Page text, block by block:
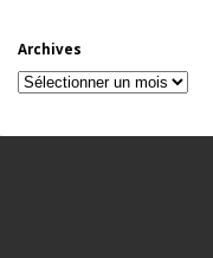
Archives
Archives